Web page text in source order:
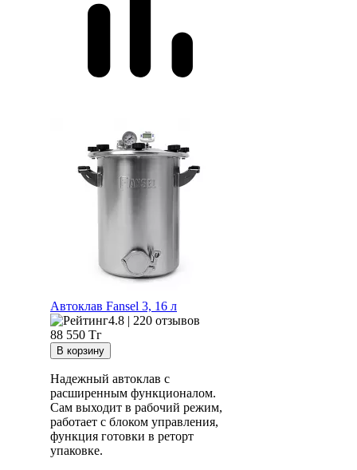
Автоклав Fansel 3, 16 л
4.8 | 220 отзывов
88 550 Тг
Надежный автоклав с
расширенным функционалом.
Сам выходит в рабочий режим,
работает с блоком управления,
функция готовки в реторт
упаковке.